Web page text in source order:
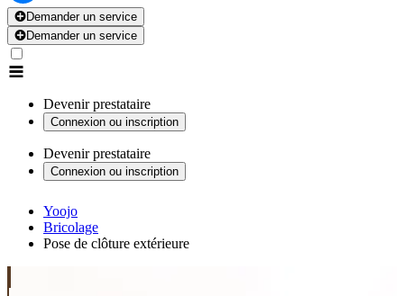
Demander un service
Demander un service
Devenir prestataire
Connexion ou inscription
Devenir prestataire
Connexion ou inscription
Yoojo
Bricolage
Pose de clôture extérieure